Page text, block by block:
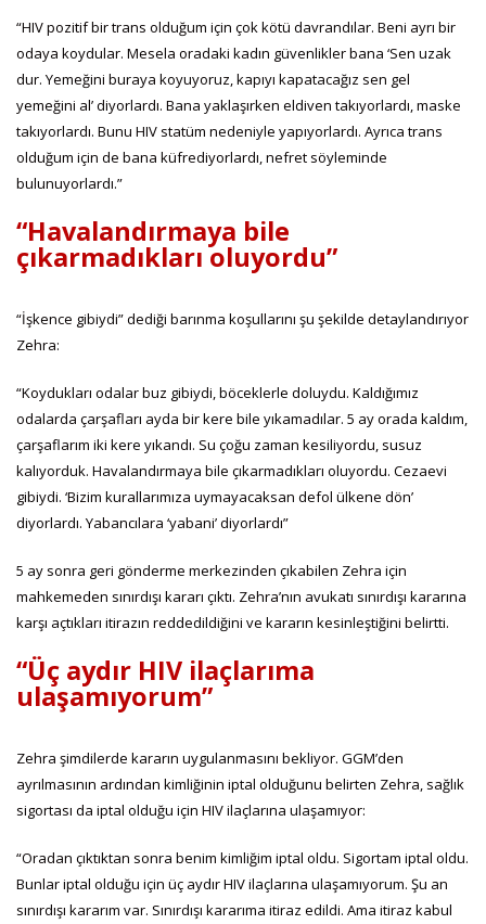
“HIV pozitif bir trans olduğum için çok kötü davrandılar. Beni ayrı bir
odaya koydular. Mesela oradaki kadın güvenlikler bana ‘Sen uzak
dur. Yemeğini buraya koyuyoruz, kapıyı kapatacağız sen gel
yemeğini al’ diyorlardı. Bana yaklaşırken eldiven takıyorlardı, maske
takıyorlardı. Bunu HIV statüm nedeniyle yapıyorlardı. Ayrıca trans
olduğum için de bana küfrediyorlardı, nefret söyleminde
bulunuyorlardı.”
“Havalandırmaya bile
çıkarmadıkları oluyordu”
“İşkence gibiydi” dediği barınma koşullarını şu şekilde detaylandırıyor
Zehra:
“Koydukları odalar buz gibiydi, böceklerle doluydu. Kaldığımız
odalarda çarşafları ayda bir kere bile yıkamadılar. 5 ay orada kaldım,
çarşaflarım iki kere yıkandı. Su çoğu zaman kesiliyordu, susuz
kalıyorduk. Havalandırmaya bile çıkarmadıkları oluyordu. Cezaevi
gibiydi. ‘Bizim kurallarımıza uymayacaksan defol ülkene dön’
diyorlardı. Yabancılara ‘yabani’ diyorlardı”
5 ay sonra geri gönderme merkezinden çıkabilen Zehra için
mahkemeden sınırdışı kararı çıktı. Zehra’nın avukatı sınırdışı kararına
karşı açtıkları itirazın reddedildiğini ve kararın kesinleştiğini belirtti.
“Üç aydır HIV ilaçlarıma
ulaşamıyorum”
Zehra şimdilerde kararın uygulanmasını bekliyor. GGM’den
ayrılmasının ardından kimliğinin iptal olduğunu belirten Zehra, sağlık
sigortası da iptal olduğu için HIV ilaçlarına ulaşamıyor:
“Oradan çıktıktan sonra benim kimliğim iptal oldu. Sigortam iptal oldu.
Bunlar iptal olduğu için üç aydır HIV ilaçlarına ulaşamıyorum. Şu an
sınırdışı kararım var. Sınırdışı kararıma itiraz edildi. Ama itiraz kabul